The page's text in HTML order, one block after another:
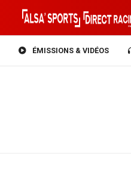
ÉMISSIONS & VIDÉOS